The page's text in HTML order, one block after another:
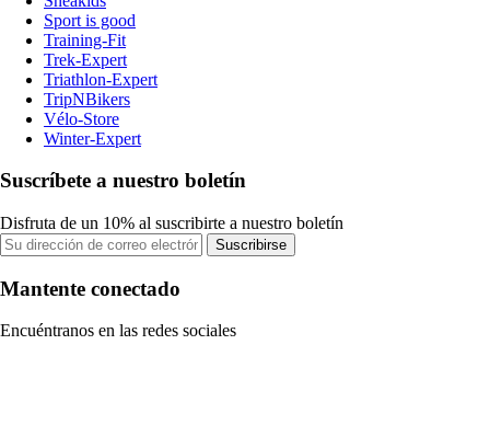
Sport is good
Training-Fit
Trek-Expert
Triathlon-Expert
TripNBikers
Vélo-Store
Winter-Expert
Suscríbete a nuestro boletín
Disfruta de un 10% al suscribirte a nuestro boletín
Suscribirse
Mantente conectado
Encuéntranos en las redes sociales